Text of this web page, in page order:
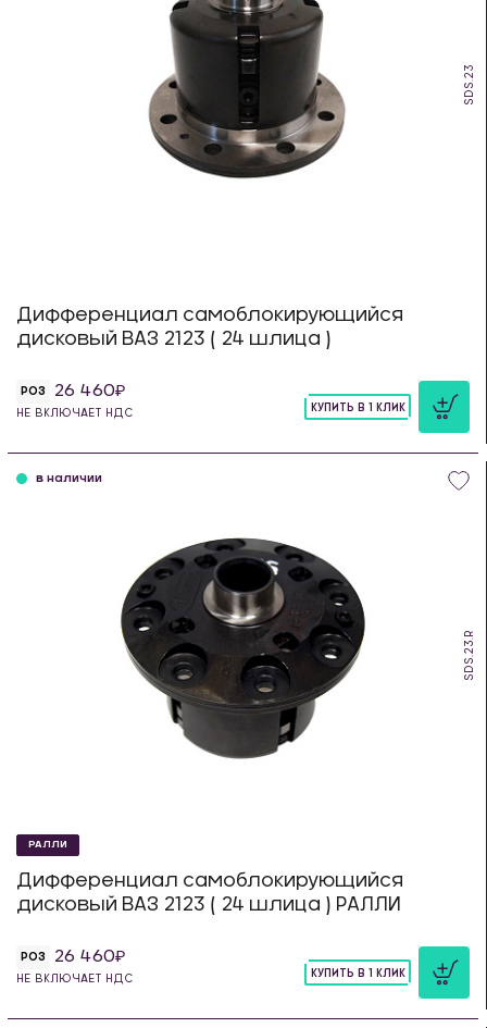
SDS.23
Дифференциал самоблокирующийся
дисковый ВАЗ 2123 ( 24 шлица )
РОЗ 26 460
НЕ ВКЛЮЧАЕТ НДС
КУПИТЬ В 1 КЛИК
SDS.23.R
в наличии
РАЛЛИ
Дифференциал самоблокирующийся
дисковый ВАЗ 2123 ( 24 шлица ) РАЛЛИ
РОЗ 26 460
НЕ ВКЛЮЧАЕТ НДС
КУПИТЬ В 1 КЛИК